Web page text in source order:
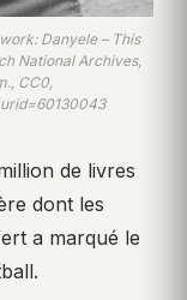
Danyele – This
National Archives,
CC0,
de livres
dont les
a marqué le